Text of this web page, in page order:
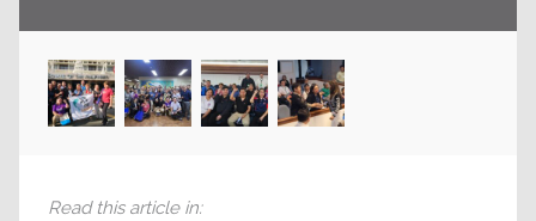
Read this article in: